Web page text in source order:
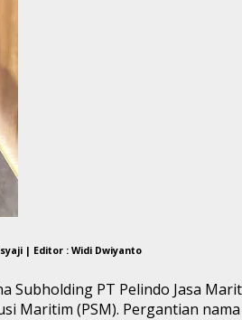
| Editor : Widi Dwiyanto
PT Pelindo Jasa
Maritim (PSM). Pergantian